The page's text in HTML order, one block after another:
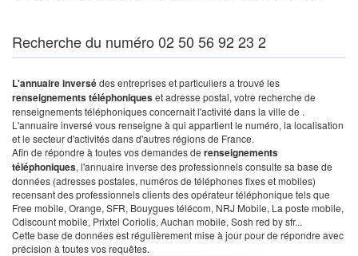
Recherche du numéro 02 50 56 92 23 2
L'annuaire inversédes entreprises et particuliers a trouvé les
renseignements téléphoniqueset adresse postal, votre recherche de
renseignements téléphoniques concernait l'activité dans la ville de .
L'annuaire inversé vous renseigne à qui appartient le numéro, la localisation
et le secteur d'activités dans d'autres régions de France.
Afin de répondre à toutes vos demandes de renseignements
téléphoniques, l'annuaire inverse des professionnels consulte sa base de
données (adresses postales, numéros de téléphones fixes et mobiles)
recensant des professionnels clients des opérateur téléphonique tels que
Free mobile, Orange, SFR, Bouygues télécom, NRJ Mobile, La poste mobile,
Cdiscount mobile, Prixtel Coriolis, Auchan mobile, Sosh red by sfr...
Cette base de données est régulièrement mise à jour pour de répondre avec
précision à toutes vos requêtes.